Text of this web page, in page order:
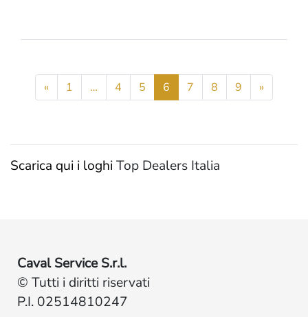
« 1 … 4 5 6 7 8 9 »
Scarica qui i loghiTop Dealers Italia
Caval Service S.r.l.
© Tutti i diritti riservati
P.I. 02514810247